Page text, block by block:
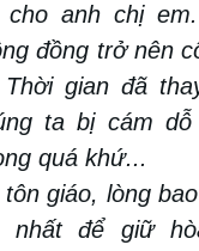
cho anh chị
đồng trở nên
gian đã
ta bị cám
quá khứ...
giáo, lòng
nhất để giữ